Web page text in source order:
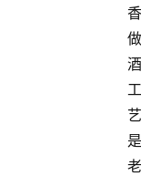
香
做
酒
工
艺
是
老